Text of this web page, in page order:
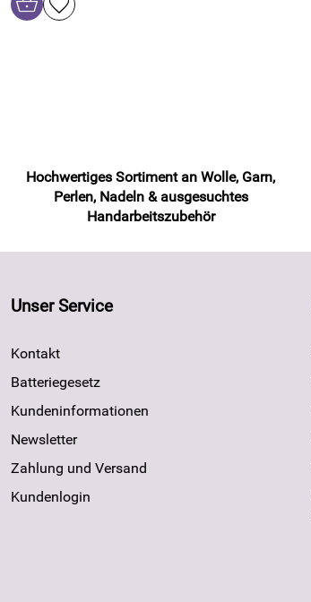
Hochwertiges Sortiment an Wolle, Garn,
Perlen, Nadeln & ausgesuchtes
Handarbeitszubehör
Unser Service
Kontakt
Batteriegesetz
Kundeninformationen
Newsletter
Zahlung und Versand
Kundenlogin